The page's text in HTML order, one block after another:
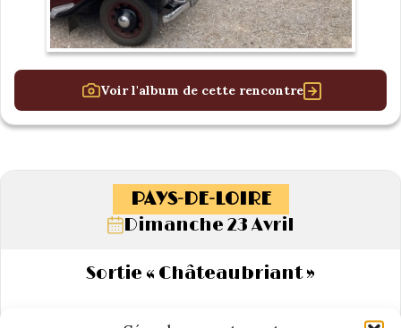
Voir l'album de cette rencontre
PAYS-DE-LOIRE
Dimanche 23 Avril
Sortie « Châteaubriant »